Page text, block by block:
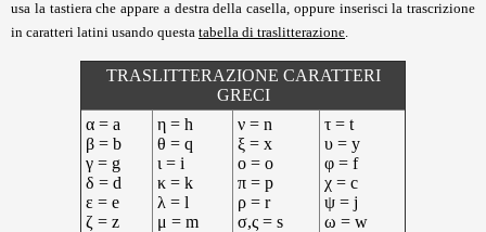
usa la tastiera che appare a destra della casella, oppure inserisci la trascrizione
in caratteri latini usando questa tabella di traslitterazione
TRASLITTERAZIONE CARATTERI
GRECI
α = a
β = b
γ = g
δ = d
ε = e
ζ = z
η = h
θ = q
ι = i
κ = k
λ = l
μ = m
ν = n
ξ = x
ο = o
π = p
ρ = r
σ,ς = s
τ = t
υ = y
φ = f
χ = c
ψ = j
ω = w